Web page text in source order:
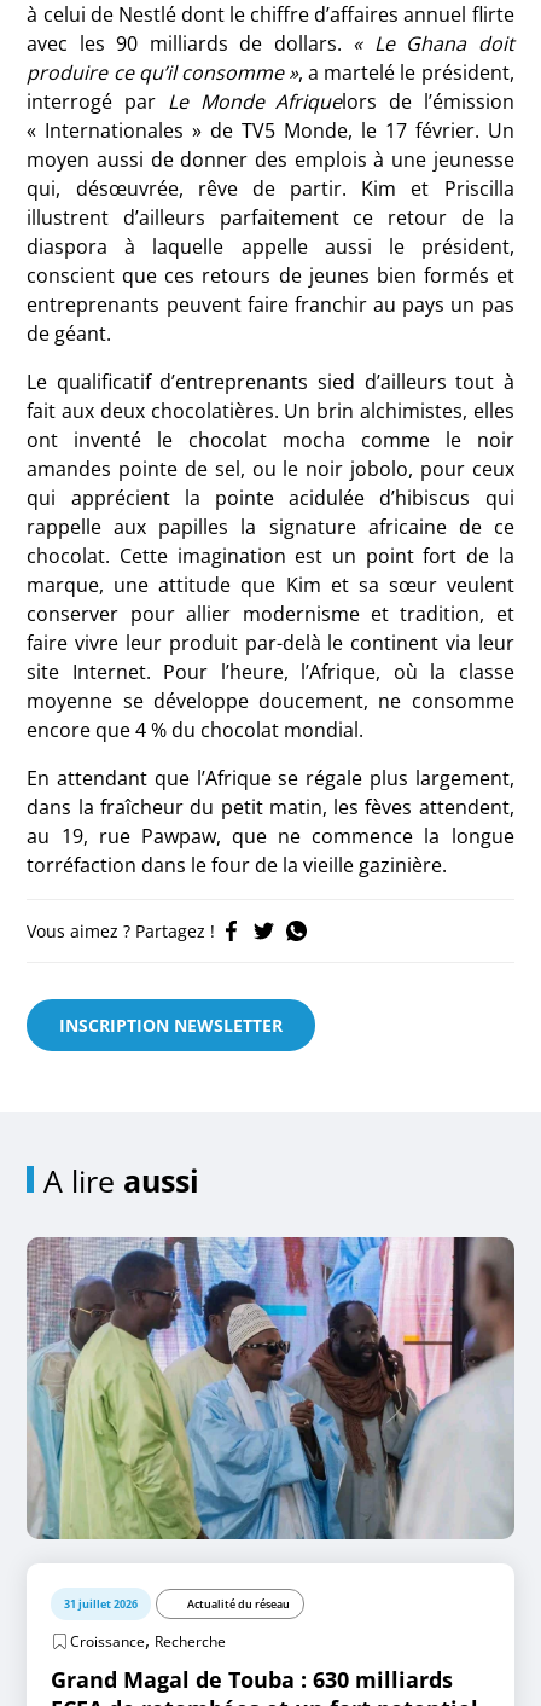
à celui de Nestlé dont le chiffre d’affaires annuel flirte
avec les 90 milliards de dollars. « Le Ghana doit
produire ce qu’il consomme », a martelé le président,
interrogé par Le Monde Afriquelors de l’émission
« Internationales » de TV5 Monde, le 17 février. Un
moyen aussi de donner des emplois à une jeunesse
qui, désœuvrée, rêve de partir. Kim et Priscilla
illustrent d’ailleurs parfaitement ce retour de la
diaspora à laquelle appelle aussi le président,
conscient que ces retours de jeunes bien formés et
entreprenants peuvent faire franchir au pays un pas
de géant.
Le qualificatif d’entreprenants sied d’ailleurs tout à
fait aux deux chocolatières. Un brin alchimistes, elles
ont inventé le chocolat mocha comme le noir
amandes pointe de sel, ou le noir jobolo, pour ceux
qui apprécient la pointe acidulée d’hibiscus qui
rappelle aux papilles la signature africaine de ce
chocolat. Cette imagination est un point fort de la
marque, une attitude que Kim et sa sœur veulent
conserver pour allier modernisme et tradition, et
faire vivre leur produit par-delà le continent via leur
site Internet. Pour l’heure, l’Afrique, où la classe
moyenne se développe doucement, ne consomme
encore que 4 % du chocolat mondial.
En attendant que l’Afrique se régale plus largement,
dans la fraîcheur du petit matin, les fèves attendent,
au 19, rue Pawpaw, que ne commence la longue
torréfaction dans le four de la vieille gazinière.
Vous aimez ? Partagez !
INSCRIPTION NEWSLETTER
A lire aussi
31 juillet 2026 Actualité du réseau
Croissance, Recherche
Grand Magal de Touba : 630 milliards